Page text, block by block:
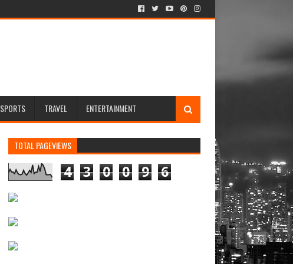
SPORTS TRAVEL ENTERTAINMENT
TOTAL PAGEVIEWS
4 3 0 0 9 6